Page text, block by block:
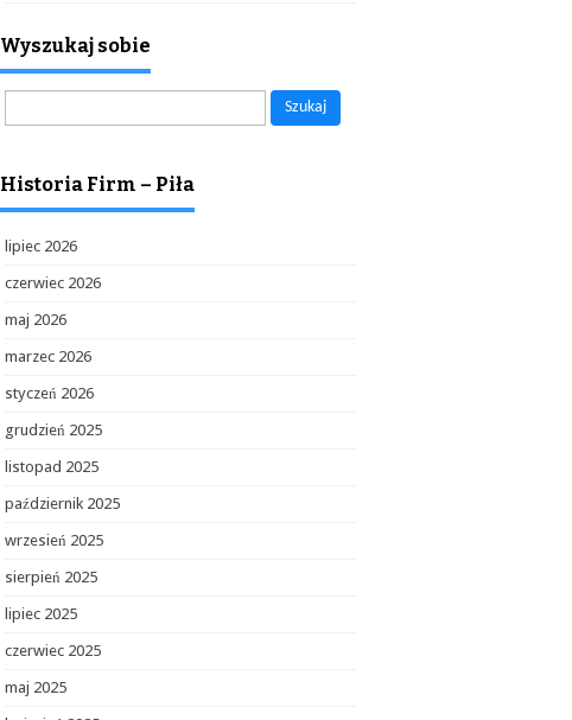
Wyszukaj sobie
Historia Firm – Piła
lipiec 2026
czerwiec 2026
maj 2026
marzec 2026
styczeń 2026
grudzień 2025
listopad 2025
październik 2025
wrzesień 2025
sierpień 2025
lipiec 2025
czerwiec 2025
maj 2025